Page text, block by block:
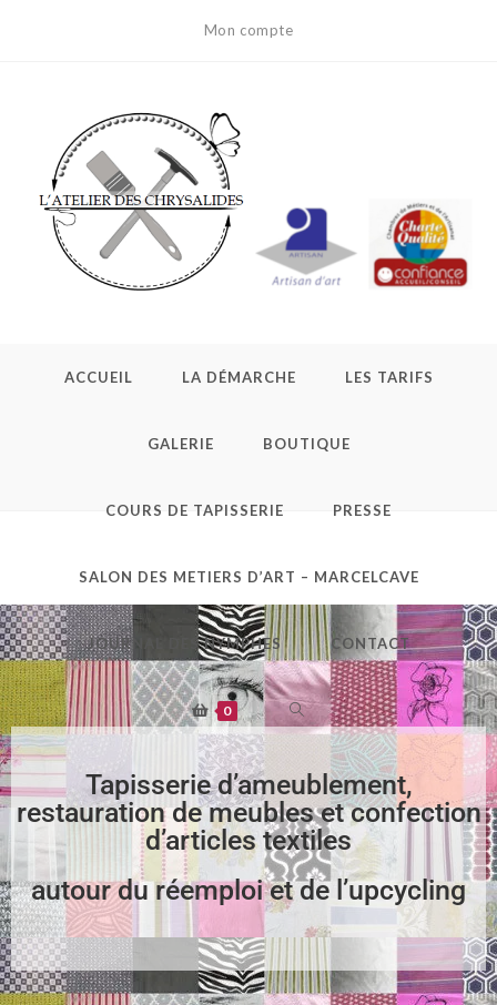
Mon compte
ACCUEIL LA DÉMARCHE LES TARIFS
GALERIE BOUTIQUE
COURS DE TAPISSERIE PRESSE
SALON DES METIERS D’ART – MARCELCAVE
JOURNAL DES NYMPHES CONTACT
0
Tapisserie d’ameublement,
restauration de meubles et confection
d’articles textiles
autour du réemploi et de l’upcycling